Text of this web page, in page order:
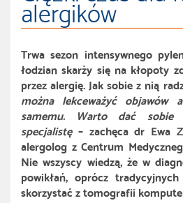
alergików
Trwa sezon intensywnego
łodzian skarży się na kłopoty
przez alergię. Jak sobie z nią
można lekceważyć objawów
samemu. Warto dać
specjalistę– zachęca dr Ewa
alergolog z Centrum
Nie wszyscy wiedzą, że w
powikłań, oprócz
skorzystać z tomografii